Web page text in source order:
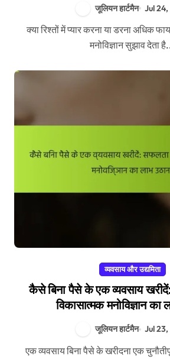
जूलियन हार्टमैन Jul
क्या रिश्तों में प्यार करना या डरना अधिक फायदेमंद है? विकासात्मक
मनोविज्ञान सुझाव देता
व्यवसाय और उद्यमिता
कैसे बिना पैसे के एक व्यवसाय
विकासात्मक मनोविज्ञान का
जूलियन हार्टमैन Jul
एक व्यवसाय बिना पैसे के खरीदना एक चुनौतीपूर्ण कार्य हो सकता है।